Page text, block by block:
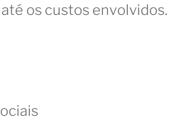
os custos envolvidos.